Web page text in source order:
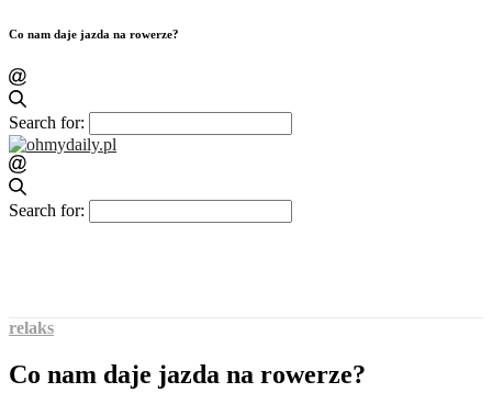
Co nam daje jazda na rowerze?
Search for:
Search for:
relaks
Co nam daje jazda na rowerze?